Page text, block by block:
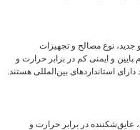
جدید، نوع مصالح و تجهیزات
و ایمنی کم در برابر حرارت و
استانداردهای بین‌المللی هستند.
عایق‌شکننده در برابر حرارت و